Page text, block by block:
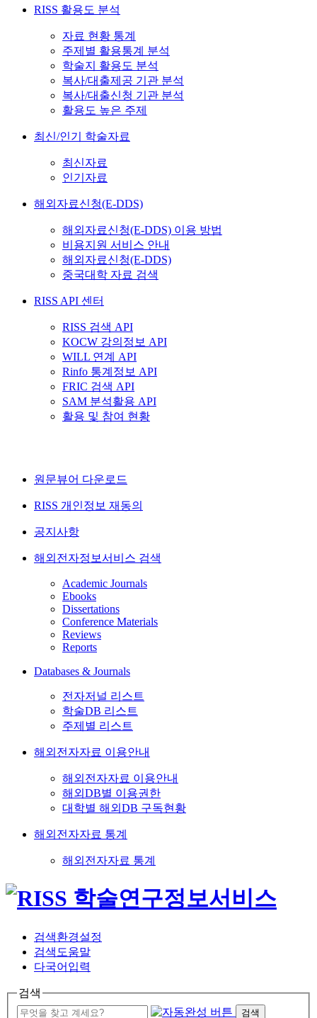
RISS 활용도 분석
자료 현황 통계
주제별 활용통계 분석
학술지 활용도 분석
복사/대출제공 기관 분석
복사/대출신청 기관 분석
활용도 높은 주제
최신/인기 학술자료
최신자료
인기자료
해외자료신청(E-DDS)
해외자료신청(E-DDS) 이용 방법
비용지원 서비스 안내
해외자료신청(E-DDS)
중국대학 자료 검색
RISS API 센터
RISS 검색 API
KOCW 강의정보 API
WILL 연계 API
Rinfo 통계정보 API
FRIC 검색 API
SAM 분석활용 API
활용 및 참여 현황
원문뷰어 다운로드
RISS 개인정보 재동의
공지사항
해외전자정보서비스 검색
Academic Journals
Ebooks
Dissertations
Conference Materials
Reviews
Reports
Databases & Journals
전자저널 리스트
학술DB 리스트
주제별 리스트
해외전자자료 이용안내
해외전자자료 이용안내
해외DB별 이용권한
대학별 해외DB 구독현황
해외전자자료 통계
해외전자자료 통계
검색환경설정
검색도움말
다국어입력
검색
검색